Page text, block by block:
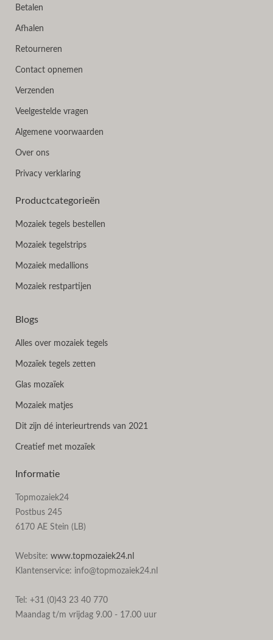
Betalen
Afhalen
Retourneren
Contact opnemen
Verzenden
Veelgestelde vragen
Algemene voorwaarden
Over ons
Privacy verklaring
Productcategorieën
Mozaiek tegels bestellen
Mozaiek tegelstrips
Mozaiek medallions
Mozaiek restpartijen
Blogs
Alles over mozaiek tegels
Mozaïek tegels zetten
Glas mozaïek
Mozaiek matjes
Dit zijn dé interieurtrends van 2021
Creatief met mozaïek
Informatie
Topmozaiek24
Postbus 245
6170 AE Stein (LB)
Website: www.topmozaiek24.nl
Klantenservice: info@topmozaiek24.nl
Tel: +31 (0)43 23 40 770
Maandag t/m vrijdag 9.00 - 17.00 uur